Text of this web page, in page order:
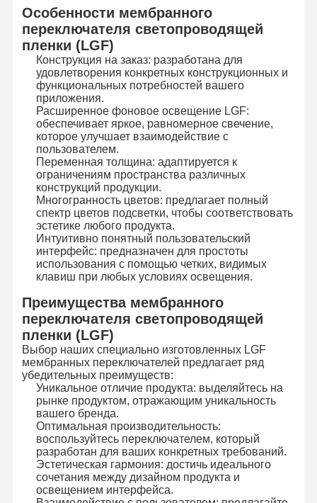
Переключатель мембраны PCB
Переключатель мембраны FPC
Переключатель мембраны кнопочной панели
Переключатель панели мембраны
Графические перекрытия
Схемы PET
Светопроводящая пленка
Сборка металлического купола
PMMA линзы
Особенности мембранного
переключателя светопроводящей
пленки (LGF)
Конструкция на заказ: разработана для
удовлетворения конкретных конструкционных и
функциональных потребностей вашего
приложения.
Расширенное фоновое освещение LGF:
обеспечивает яркое, равномерное свечение,
которое улучшает взаимодействие с
пользователем.
Переменная толщина: адаптируется к
ограничениям пространства различных
конструкций продукции.
Многогранность цветов: предлагает полный
спектр цветов подсветки, чтобы соответствовать
эстетике любого продукта.
Интуитивно понятный пользовательский
интерфейс: предназначен для простоты
использования с помощью четких, видимых
клавиш при любых условиях освещения.
Преимущества мембранного
переключателя светопроводящей
пленки (LGF)
Выбор наших специально изготовленных LGF
мембранных переключателей предлагает ряд
убедительных преимуществ:
Уникальное отличие продукта: выделяйтесь на
рынке продуктом, отражающим уникальность
вашего бренда.
Оптимальная производительность:
воспользуйтесь переключателем, который
разработан для ваших конкретных требований.
Эстетическая гармония: достичь идеального
сочетания между дизайном продукта и
освещением интерфейса.